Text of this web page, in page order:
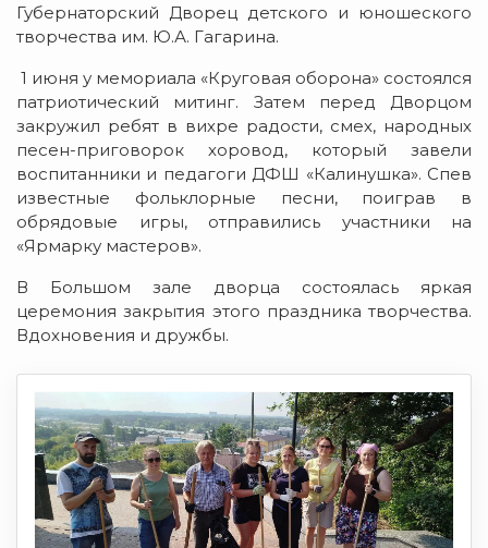
Губернаторский Дворец детского и юношеского
творчества им. Ю.А. Гагарина.
1 июня у мемориала «Круговая оборона» состоялся
патриотический митинг. Затем перед Дворцом
закружил ребят в вихре радости, смех, народных
песен-приговорок хоровод, который завели
воспитанники и педагоги ДФШ «Калинушка». Спев
известные фольклорные песни, поиграв в
обрядовые игры, отправились участники на
«Ярмарку мастеров».
В Большом зале дворца состоялась яркая
церемония закрытия этого праздника творчества.
Вдохновения и дружбы.